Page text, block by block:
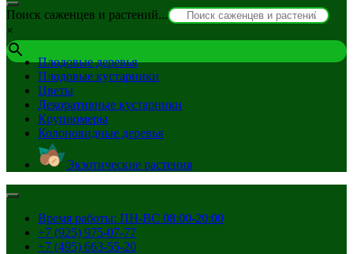
Поиск саженцев и растений...
×
Плодовые деревья
Плодовые кустарники
Цветы
Декоративные кустарники
Крупномеры
Колоновидные деревья
Экзотические растения
Время работы: ПН-ВС 08:00-20:00
+7 (925) 975-07-77
+7 (495) 663-55-20